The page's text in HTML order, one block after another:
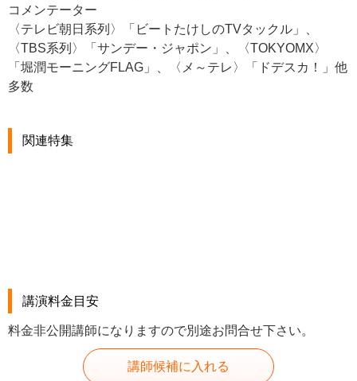
コメンテーター
〈テレビ朝日系列〉「ビートたけしのTVタックル」、
〈TBS系列〉「サンデー・ジャポン」、〈TOKYOMX〉
「堀潤モーニングFLAG」、〈メ～テレ〉「ドデスカ！」他
多数
関連特集
講演料金目安
料金非公開講師になりますので別途お問合せ下さい。
講師候補に入れる